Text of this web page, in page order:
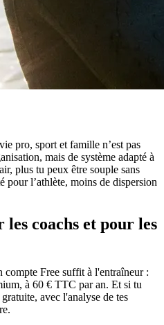
pro, sport et famille n’est pas
mais de système adapté à
plus tu peux être souple sans
l’athlète, moins de dispersion
coachs et pour les
compte Free suffit à l'entraîneur :
à 60 € TTC par an. Et si tu
avec l'analyse de tes